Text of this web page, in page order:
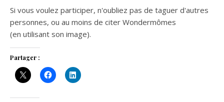
Si vous voulez participer, n'oubliez pas de taguer d'autres
personnes, ou au moins de citer Wondermômes
(en utilisant son image).
Partager :